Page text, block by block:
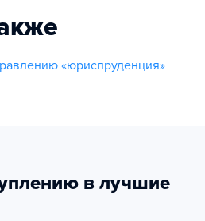
«юриспруденция»
в лучшие